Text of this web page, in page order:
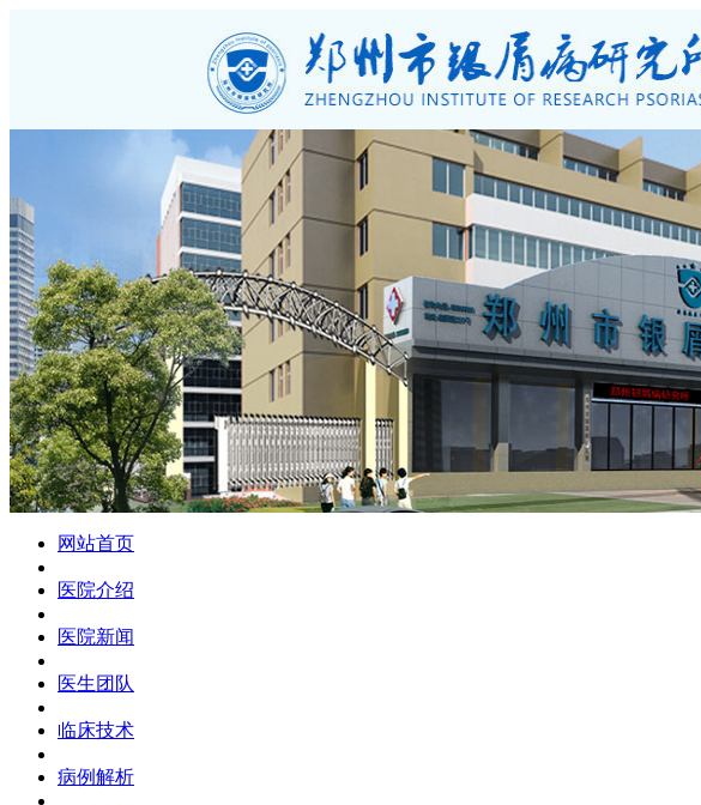
网站首页
医院介绍
医院新闻
医生团队
临床技术
病例解析